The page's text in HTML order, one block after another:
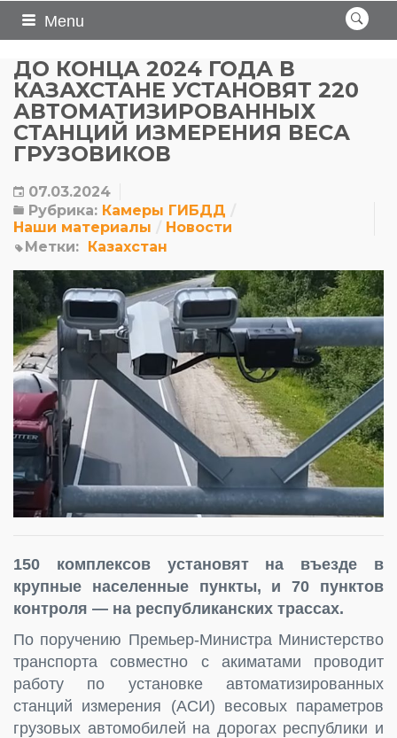
Menu
ДО КОНЦА 2024 ГОДА В
КАЗАХСТАНЕ УСТАНОВЯТ 220
АВТОМАТИЗИРОВАННЫХ
СТАНЦИЙ ИЗМЕРЕНИЯ ВЕСА
ГРУЗОВИКОВ
07.03.2024
Рубрика: Камеры ГИБДД
Наши материалы
Новости
Метки: Казахстан
150 комплексов установят на въезде в
крупные населенные пункты, и 70 пунктов
контроля — на республиканских трассах.
По поручению Премьер-Министра Министерство
транспорта совместно с акиматами проводит
работу по установке автоматизированных
станций измерения (АСИ) весовых параметров
грузовых автомобилей на дорогах республики и